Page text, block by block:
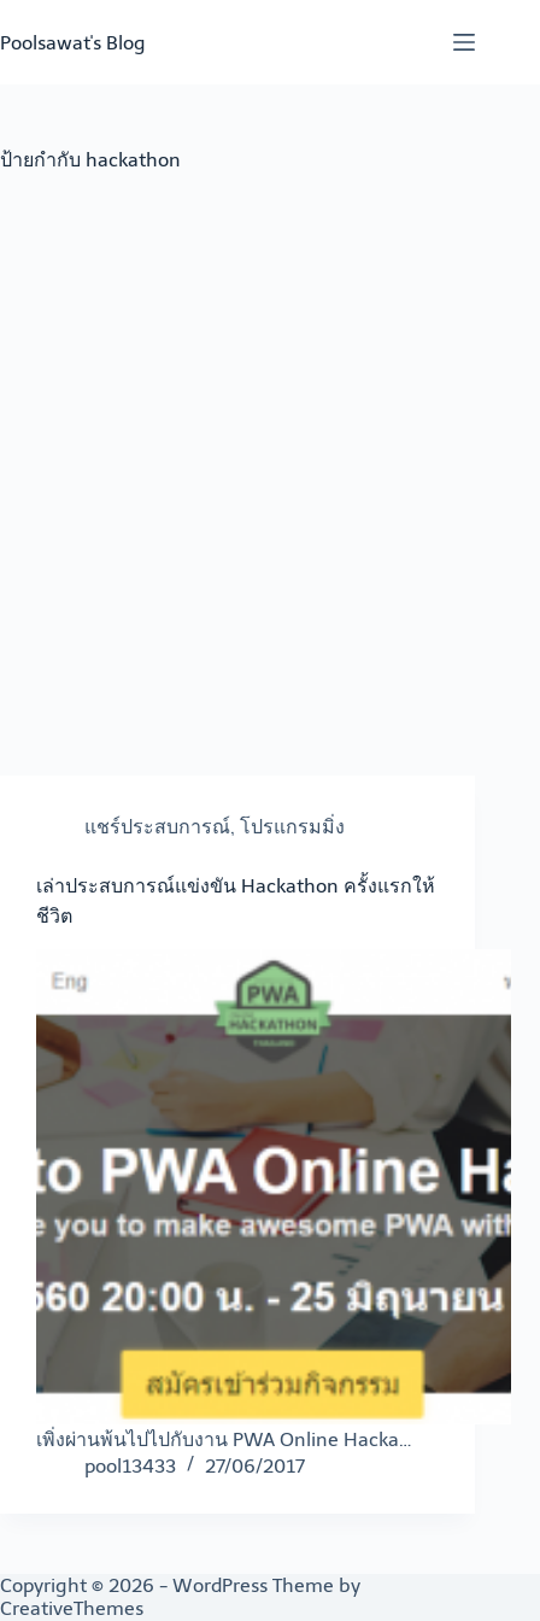
to
content
Poolsawat's Blog
ป้ายกำกับ hackathon
แชร์ประสบการณ์, โปรแกรมมิ่ง
เล่าประสบการณ์แข่งขัน Hackathon ครั้งแรกให้
ชีวิต
เพิ่งผ่านพ้นไปไปกับงาน PWA Online Hacka…
pool13433
27/06/2017
Copyright © 2026 - WordPress Theme by
CreativeThemes